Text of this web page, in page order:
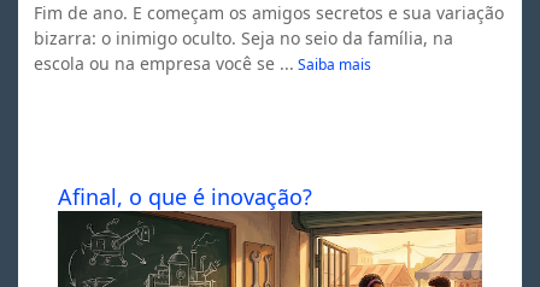
Fim de ano. E começam os amigos secretos e sua variação
bizarra: o inimigo oculto. Seja no seio da família, na
escola ou na empresa você se ... Saiba mais
Afinal, o que é inovação?